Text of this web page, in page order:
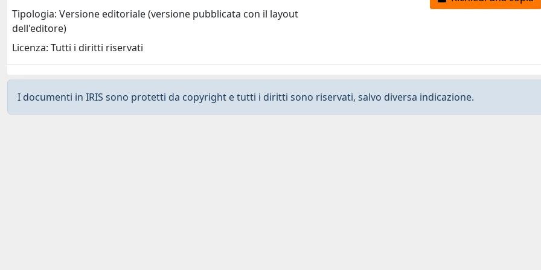
Tipologia: Versione editoriale (versione pubblicata con il layout
dell'editore)
Licenza: Tutti i diritti riservati
I documenti in IRIS sono protetti da copyright e tutti i diritti sono riservati, salvo diversa indicazione.